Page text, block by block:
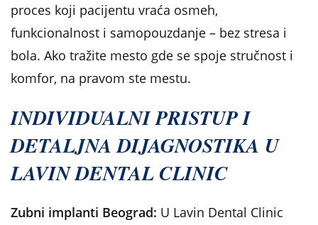
proces koji pacijentu vraća osmeh,
funkcionalnost i samopouzdanje – bez stresa i
bola. Ako tražite mesto gde se spoje stručnost i
komfor, na pravom ste mestu.
INDIVIDUALNI PRISTUP I
DETALJNA DIJAGNOSTIKA U
LAVIN DENTAL CLINIC
Zubni implanti Beograd: U Lavin Dental Clinic